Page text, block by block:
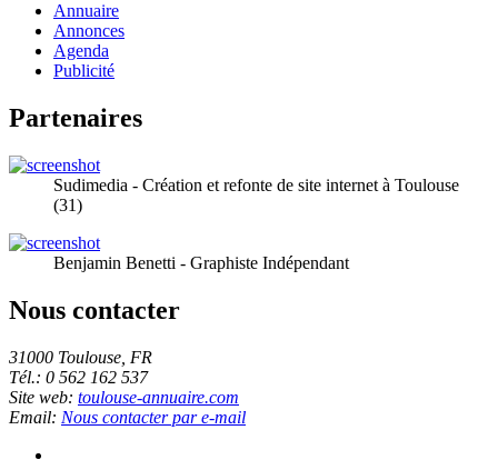
Annuaire
Annonces
Agenda
Publicité
Partenaires
Sudimedia - Création et refonte de site internet à Toulouse
(31)
Benjamin Benetti - Graphiste Indépendant
Nous contacter
31000 Toulouse, FR
Tél.: 0 562 162 537
Site web: toulouse-annuaire.com
Email: Nous contacter par e-mail